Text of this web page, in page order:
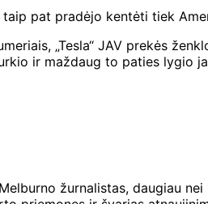
taip pat pradėjo kentėti tiek
„Tesla“ JAV prekės
ir maždaug to paties lygio
žurnalistas, daugiau